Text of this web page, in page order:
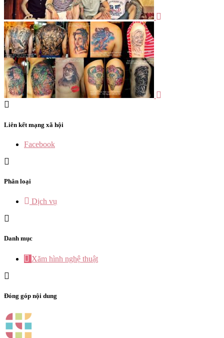
Liên kết mạng xã hội
Facebook
Phân loại
Dịch vụ
Danh mục
Xăm hình nghệ thuật
Đóng góp nội dung